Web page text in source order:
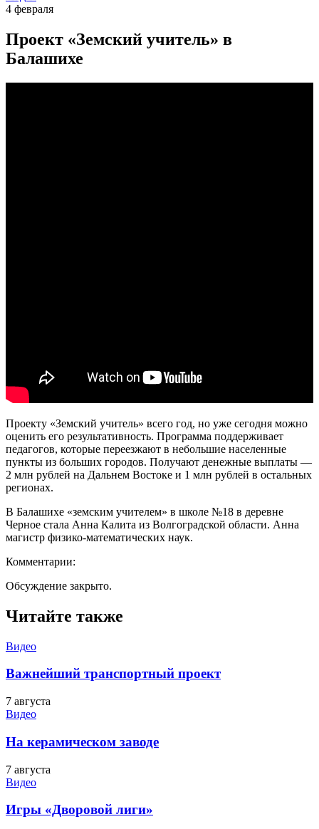
4 февраля
Проект «Земский учитель» в
Балашихе
Проекту «Земский учитель» всего год, но уже сегодня можно
оценить его результативность. Программа поддерживает
педагогов, которые переезжают в небольшие населенные
пункты из больших городов. Получают денежные выплаты —
2 млн рублей на Дальнем Востоке и 1 млн рублей в остальных
регионах.
В Балашихе «земским учителем» в школе №18 в деревне
Черное стала Анна Калита из Волгоградской области. Анна
магистр физико-математических наук.
Комментарии:
Обсуждение закрыто.
Читайте также
Видео
Важнейший транспортный проект
7 августа
Видео
На керамическом заводе
7 августа
Видео
Игры «Дворовой лиги»